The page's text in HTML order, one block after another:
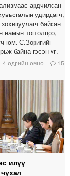
ардчилсан
удирдагч,
байсан
намын тогтолцоо,
юм. С.Зоригийн
байна гэсэн үг.
4 өдрийн өмнө 15
илүү